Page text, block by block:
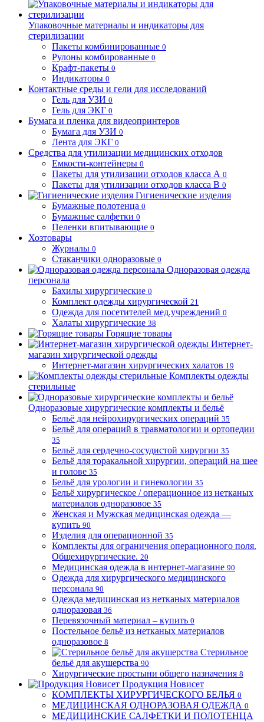
Упаковочные материалы и индикаторы для
стерилизации
Пакеты комбинированные 0
Рулоны комбированные 0
Крафт-пакеты 0
Индикаторы 0
Контактные среды и гели для исследований
Гель для УЗИ 0
Гель для ЭКГ 0
Бумага и пленка для видеопринтеров
Бумага для УЗИ 0
Лента для ЭКГ 0
Средства для утилизации медицинских отходов
Емкости-контейнеры 0
Пакеты для утилизации отходов класса А 0
Пакеты для утилизации отходов класса В 0
Гигиенические изделия
Бумажные полотенца 0
Бумажные салфетки 0
Пеленки впитывающие 0
Хозтовары
Журналы 0
Стаканчики одноразовые 0
Одноразовая одежда
персонала
Бахилы хирургические 0
Комплект одежды хирургической 21
Одежда для посетителей мед.учреждений 0
Халаты хирургические 38
Горящие товары
Интернет-
магазин хирургической одежды
Интернет-магазин хирургических халатов 19
Комплекты одежды
стерильные
Одноразовые хирургические комплекты и бельё
Бельё для нейрохирургических операций 35
Бельё для операций в травматологии и ортопедии
35
Бельё для сердечно-сосудистой хирургии 35
Бельё для торакальной хирургии, операций на шее
и голове 35
Бельё для урологии и гинекологии 35
Бельё хирургическое / операционное из нетканых
материалов одноразовое 35
Женская и Мужская медицинская одежда —
купить 90
Изделия для операционной 35
Комплекты для ограничения операционного поля.
Общехирургические. 20
Медицинская одежда в интернет-магазине 90
Одежда для хирургического медицинского
персонала 90
Одежда медицинская из нетканых материалов
одноразовая 36
Перевязочный материал – купить 0
Постельное бельё из нетканых материалов
одноразовое 8
Стерильное
бельё для акушерства 90
Хирургические простыни общего назначения 8
Продукция Новисет
КОМПЛЕКТЫ ХИРУРГИЧЕСКОГО БЕЛЬЯ 0
МЕДИЦИНСКАЯ ОДНОРАЗОВАЯ ОДЕЖДА 0
МЕДИЦИНСКИЕ САЛФЕТКИ И ПОЛОТЕНЦА